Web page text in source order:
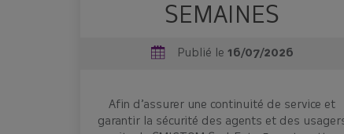
SEMAINES
Publié le 16/07/2026
Afin d’assurer une continuité de service et
garantir la sécurité des agents et des